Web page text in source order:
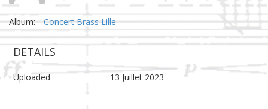
Album: Concert Brass Lille
DETAILS
Uploaded 13 Juillet 2023